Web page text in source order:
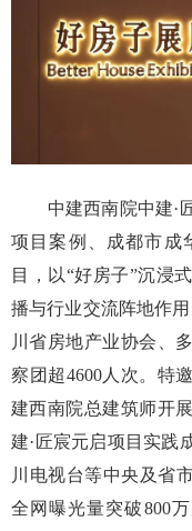
中建西南院中建·匠
项目案例、成都市成
目，以“好房子”沉浸
播与行业交流阵地作
川省房地产业协会、
察团超4600人次。特
建西南院总建筑师开
建·匠宸元启项目实践
川电视台等中央及省
全网曝光量突破800